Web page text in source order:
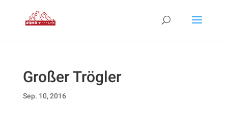
Großer Trögler
Sep. 10, 2016